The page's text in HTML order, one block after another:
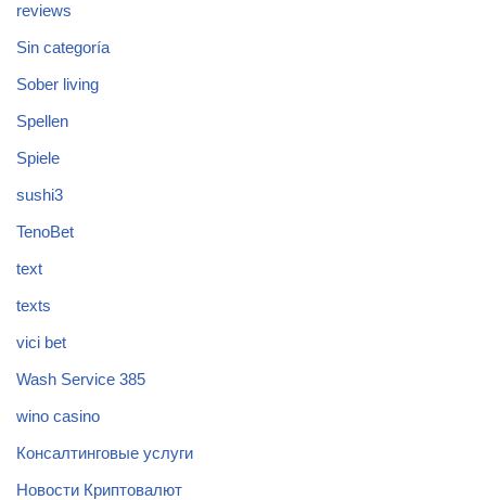
reviews
Sin categoría
Sober living
Spellen
Spiele
sushi3
TenoBet
text
texts
vici bet
Wash Service 385
wino casino
Консалтинговые услуги
Новости Криптовалют